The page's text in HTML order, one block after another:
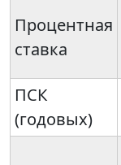
Процентная
ставка
ПСК
(годовых)